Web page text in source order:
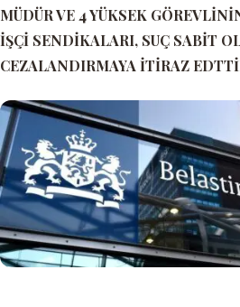
MÜDÜR VE 4 YÜKSEK
İŞÇİ SENDİKALARI, SUÇ SABİT
CEZALANDIRMAYA İTİRAZ